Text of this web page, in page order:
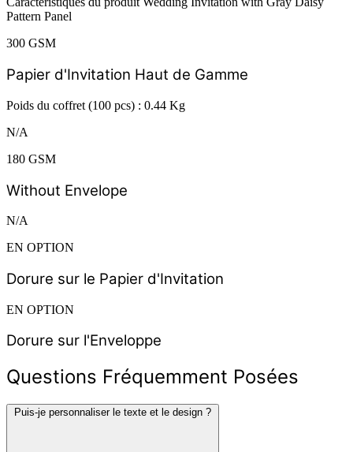
Pattern Panel
300 GSM
Papier d'Invitation Haut de Gamme
Poids du coffret (100 pcs) : 0.44 Kg
N/A
180 GSM
Without Envelope
N/A
EN OPTION
Dorure sur le Papier d'Invitation
EN OPTION
Dorure sur l'Enveloppe
Questions Fréquemment Posées
Puis-je personnaliser le texte et le design ?